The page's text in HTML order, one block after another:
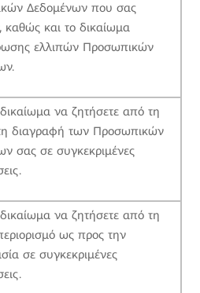
Δεδομένων που σας
καθώς και το δικαίωμα
ελλιπών Προσωπικών
να ζητήσετε από τη
διαγραφή των Προσωπικών
σας σε συγκεκριμένες
να ζητήσετε από τη
ως προς την
σε συγκεκριμένες